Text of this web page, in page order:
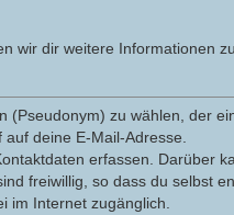
wir dir weitere Informationen
zu wählen, der
deine E-Mail-Adresse.
erfassen. Darüber
freiwillig, so dass du selbst
im Internet zugänglich.